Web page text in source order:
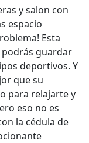
y salon con
espacio
Esta
guardar
deportivos. Y
que su
para relajarte y
eso no es
la cédula de